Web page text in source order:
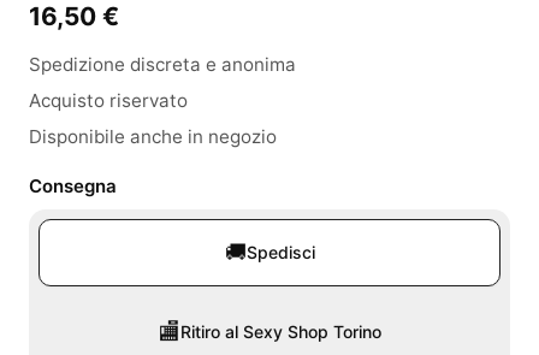
16,50 €
Spedizione discreta e anonima
Acquisto riservato
Disponibile anche in negozio
Consegna
🚚Spedisci
🏬Ritiro al Sexy Shop Torino